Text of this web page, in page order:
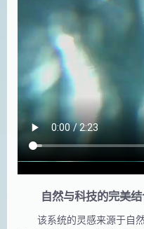
自然与科技的完美结
该系统的灵感来源于自